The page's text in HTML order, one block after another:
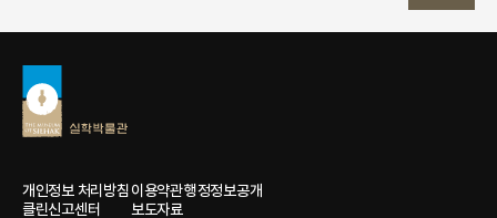
개인정보 처리방침이용약관행정정보공개
클린신고센터
보도자료